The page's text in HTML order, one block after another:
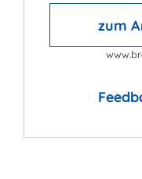
zum